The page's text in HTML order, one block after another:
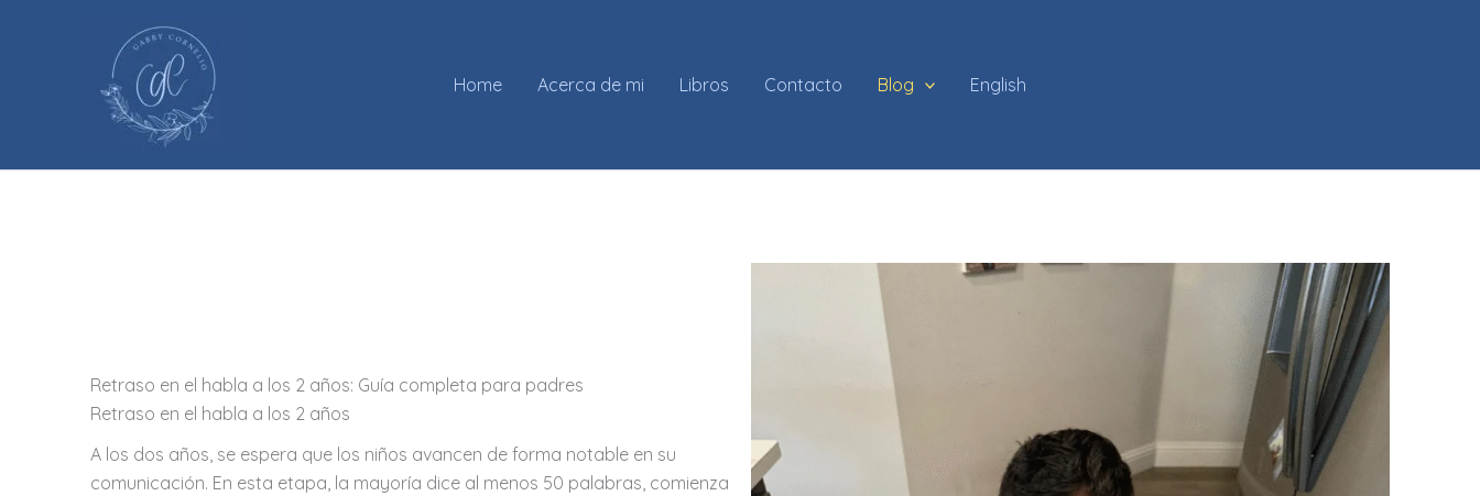
Home Acerca de mi Libros Contacto Blog English
Retraso en el habla a los 2 años: Guía completa para padres
Retraso en el habla a los 2 años
A los dos años, se espera que los niños avancen de forma notable en su
comunicación. En esta etapa, la mayoría dice al menos 50 palabras, comienza